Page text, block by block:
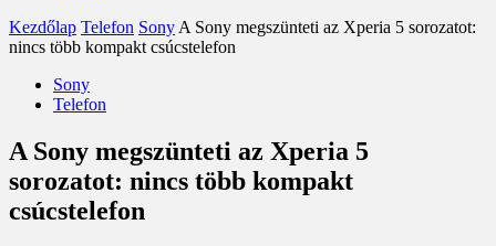
Kezdőlap Telefon Sony A Sony megszünteti az Xperia 5 sorozatot:
nincs több kompakt csúcstelefon
Sony
Telefon
A Sony megszünteti az Xperia 5
sorozatot: nincs több kompakt
csúcstelefon